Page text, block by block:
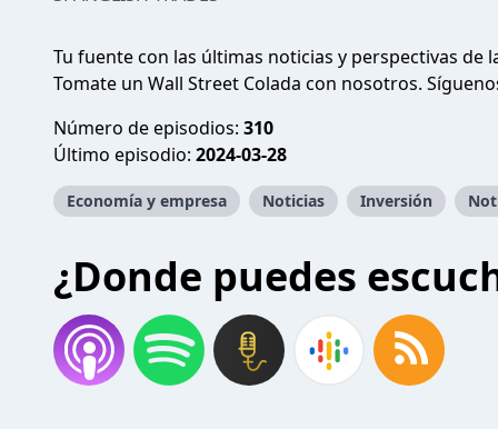
Tu fuente con las últimas noticias y perspectivas de
Tomate un Wall Street Colada con nosotros.
Número de episodios: 310
Último episodio: 2024-03-28
Economía y empresa Noticias Inversión
¿Donde puedes